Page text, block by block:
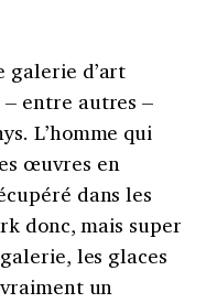
galerie d’art
entre autres –
L’homme qui
œuvres en
dans les
donc, mais super
les glaces
un